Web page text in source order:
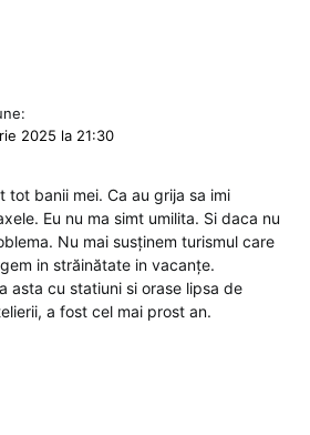
2025 la 21:30
tot banii mei. Ca au grija sa imi
Eu nu ma simt umilita. Si daca nu
Nu mai susținem turismul care
in străinătate in vacanțe.
asta cu statiuni si orase lipsa de
a fost cel mai prost an.